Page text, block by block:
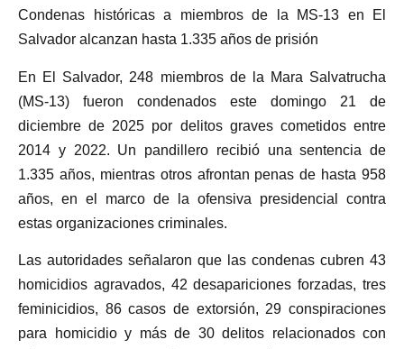
Condenas históricas a miembros de la MS-13 en El
Salvador alcanzan hasta 1.335 años de prisión
En El Salvador, 248 miembros de la Mara Salvatrucha
(MS-13) fueron condenados este domingo 21 de
diciembre de 2025 por delitos graves cometidos entre
2014 y 2022. Un pandillero recibió una sentencia de
1.335 años, mientras otros afrontan penas de hasta 958
años, en el marco de la ofensiva presidencial contra
estas organizaciones criminales.
Las autoridades señalaron que las condenas cubren 43
homicidios agravados, 42 desapariciones forzadas, tres
feminicidios, 86 casos de extorsión, 29 conspiraciones
para homicidio y más de 30 delitos relacionados con